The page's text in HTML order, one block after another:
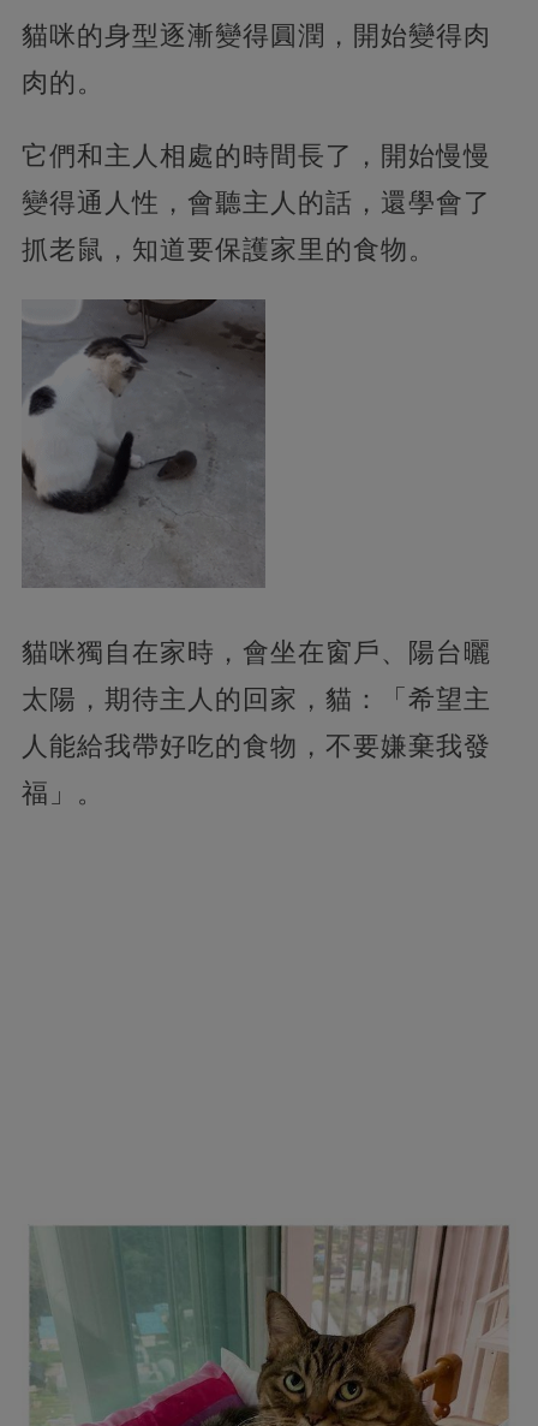
貓咪的身型逐漸變得圓潤，開始變得肉
肉的。
它們和主人相處的時間長了，開始慢慢
變得通人性，會聽主人的話，還學會了
抓老鼠，知道要保護家里的食物。
貓咪獨自在家時，會坐在窗戶、陽台曬
太陽，期待主人的回家，貓：「希望主
人能給我帶好吃的食物，不要嫌棄我發
福」。